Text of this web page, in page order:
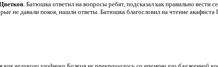
. Батюшка ответил на вопросы ребят, подсказал как правильно
не давали покоя, нашли ответы. Батюшка благословил на чтение